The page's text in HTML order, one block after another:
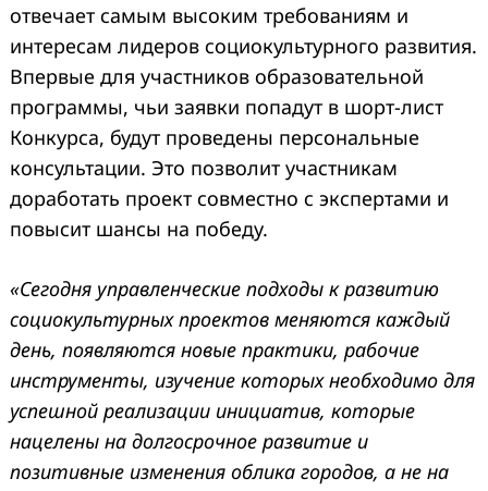
отвечает самым высоким требованиям и
интересам лидеров социокультурного развития.
Впервые для участников образовательной
программы, чьи заявки попадут в шорт-лист
Конкурса, будут проведены персональные
консультации. Это позволит участникам
доработать проект совместно с экспертами и
повысит шансы на победу.
«Сегодня управленческие подходы к развитию
социокультурных проектов меняются каждый
день, появляются новые практики, рабочие
инструменты, изучение которых необходимо для
успешной реализации инициатив, которые
нацелены на долгосрочное развитие и
позитивные изменения облика городов, а не на